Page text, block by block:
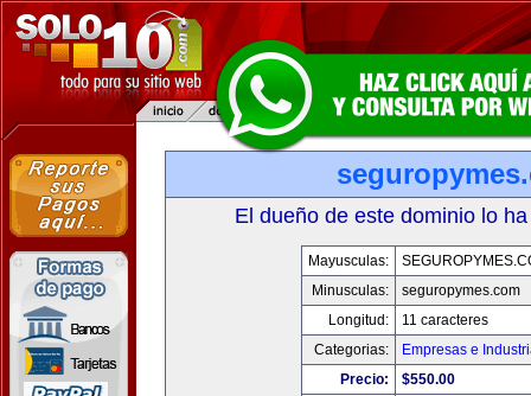
El dueño de este dominio lo
Mayusculas:
Minusculas:
seguropymes.com
Longitud:
11 caracteres
Categorias:
Empresas e
Precio:
$550.00